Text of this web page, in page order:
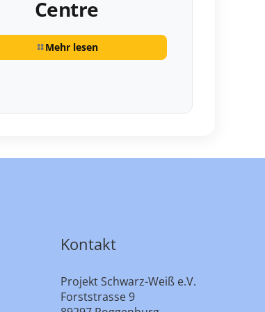
Centre
Mehr lesen
Kontakt
Projekt Schwarz-Weiß e.V.
Forststrasse 9